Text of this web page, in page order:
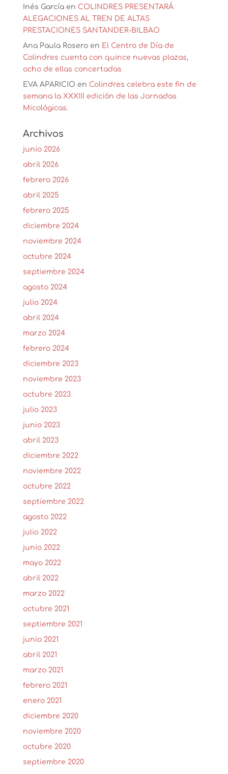
Inés Garcíaen COLINDRES PRESENTARÁ
ALEGACIONES AL TREN DE ALTAS
PRESTACIONES SANTANDER-BILBAO
Ana Paula Roseroen El Centro de Día de
Colindres cuenta con quince nuevas plazas,
ocho de ellas concertadas
EVA APARICIO en Colindres celebra este fin de
semana la XXXIII edición de las Jornadas
Micológicas.
Archivos
junio 2026
abril 2026
febrero 2026
abril 2025
febrero 2025
diciembre 2024
noviembre 2024
octubre 2024
septiembre 2024
agosto 2024
julio 2024
abril 2024
marzo 2024
febrero 2024
diciembre 2023
noviembre 2023
octubre 2023
julio 2023
junio 2023
abril 2023
diciembre 2022
noviembre 2022
octubre 2022
septiembre 2022
agosto 2022
julio 2022
junio 2022
mayo 2022
abril 2022
marzo 2022
octubre 2021
septiembre 2021
junio 2021
abril 2021
marzo 2021
febrero 2021
enero 2021
diciembre 2020
noviembre 2020
octubre 2020
septiembre 2020